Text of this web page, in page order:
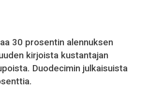
30 prosentin alennuksen
kirjoista kustantajan
Duodecimin julkaisuista